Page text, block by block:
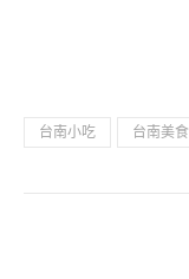
台南小吃 台南美食